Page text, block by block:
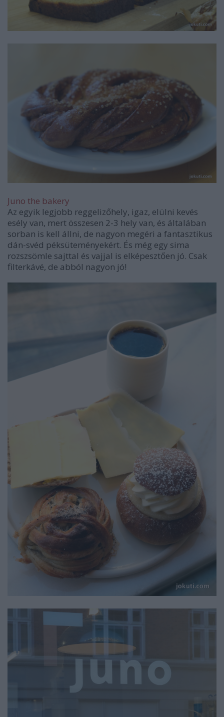
Juno the bakery
Az egyik legjobb reggelizőhely, igaz, elülni kevés
esély van, mert összesen 2-3 hely van, és általában
sorban is kell állni, de nagyon megéri a fantasztikus
dán-svéd péksüteményekért. És még egy sima
rozszsömle sajttal és vajjal is elképesztően jó. Csak
filterkávé, de abból nagyon jó!